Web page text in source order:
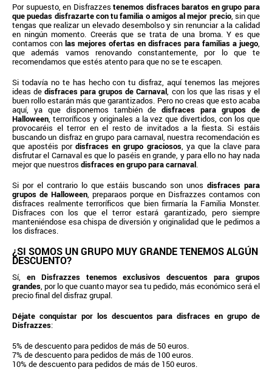
Por supuesto, en Disfrazzestenemos disfraces baratos en grupo para
que puedas disfrazarte con tu familia o amigos al mejor precio, sin que
tengas que realizar un elevado desembolso y sin renunciar a la calidad
en ningún momento. Creerás que se trata de una broma. Y es que
contamos con las mejores ofertas en disfraces para familias a juego,
que además vamos renovando constantemente, por lo que te
recomendamos que estés atento para que no se te escapen.
Si todavía no te has hecho con tu disfraz, aquí tenemos las mejores
ideas dedisfraces para grupos de Carnaval, con los que las risas y el
buen rollo estarán más que garantizados. Pero no creas que esto acaba
aquí, ya que disponemos también dedisfraces para grupos de
Halloween, terroríficos y originales a la vez que divertidos, con los que
provocaréis el terror en el resto de invitados a la fiesta. Si estáis
buscando un disfraz en grupo para carnaval, nuestra recomendación es
que apostéis pordisfraces en grupo graciosos, ya que la clave para
disfrutar el Carnaval es que lo paséis en grande, y para ello no hay nada
mejor que nuestros disfraces en grupo para carnaval.
Si por el contrario lo que estáis buscando son unosdisfraces para
grupos de Halloween, preparaos porque en Disfrazzes contamos con
disfraces realmente terroríficos que bien firmaría la Familia Monster.
Disfraces con los que el terror estará garantizado, pero siempre
manteniéndose esa chispa de diversión y originalidad que le pedimos a
los disfraces.
¿SI SOMOS UN GRUPO MUY GRANDE TENEMOS ALGÚN
DESCUENTO?
Sí, en Disfrazzes tenemos exclusivos descuentos para grupos
grandes, por lo que cuanto mayor sea tu pedido, más económico será el
precio final del disfraz grupal.
Déjate conquistar por los descuentos para disfraces en grupo de
Disfrazzes:
5% de descuento para pedidos de más de 50 euros.
7% de descuento para pedidos de más de 100 euros.
10% de descuento para pedidos de más de 150 euros.